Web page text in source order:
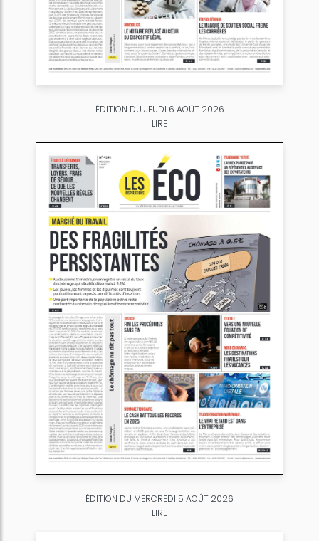
ÉDITION DU JEUDI 6 AOÛT 2026
LIRE
ÉDITION DU MERCREDI 5 AOÛT 2026
LIRE